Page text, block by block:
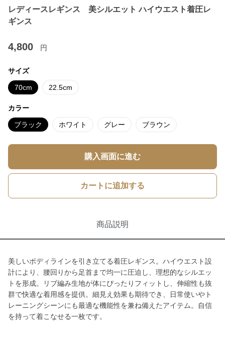
レディースレギンス 美シルエット ハイウエスト着圧レ
ギンス
4,800 円
サイズ
70cm 22.5cm
カラー
ブラック ホワイト グレー ブラウン
購入画面に進む
カートに追加する
商品説明
美しいボディラインを引き立てる着圧レギンス。ハイウエスト設
計により、腰回りから足首まで均一に圧迫し、理想的なシルエッ
トを形成。リブ編み生地が体にぴったりフィットし、伸縮性も抜
群で快適な着用感を提供。細見え効果も期待でき、日常使いやト
レーニングシーンにも最適な機能性を兼ね備えたアイテム。自信
を持って着こなせる一枚です。